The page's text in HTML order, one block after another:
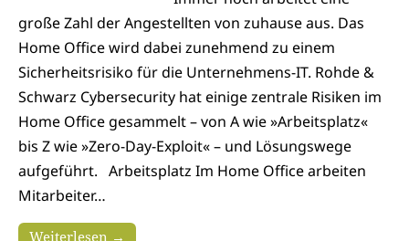
große Zahl der Angestellten von zuhause aus. Das
Home Office wird dabei zunehmend zu einem
Sicherheitsrisiko für die Unternehmens-IT. Rohde &
Schwarz Cybersecurity hat einige zentrale Risiken im
Home Office gesammelt – von A wie »Arbeitsplatz«
bis Z wie »Zero-Day-Exploit« – und Lösungswege
aufgeführt. Arbeitsplatz Im Home Office arbeiten
Mitarbeiter…
Weiterlesen →